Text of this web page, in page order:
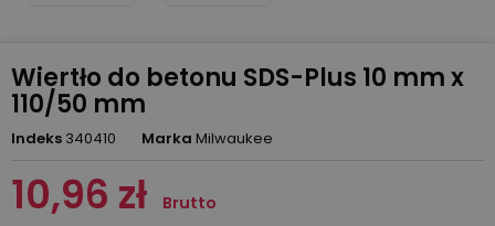
Wiertło do betonu SDS-Plus 10 mm x
110/50 mm
Indeks 340410 Marka Milwaukee
10,96 zł Brutto